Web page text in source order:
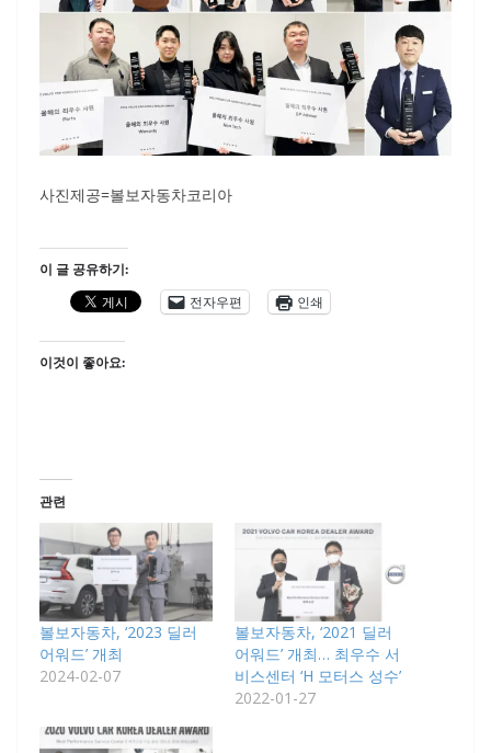
사진제공=볼보자동차코리아
이 글 공유하기:
전자우편
인쇄
이것이 좋아요:
관련
볼보자동차, ‘2023 딜러
어워드’ 개최
2024-02-07
볼보자동차, ‘2021 딜러
어워드’ 개최… 최우수 서
비스센터 ‘H 모터스 성수’
2022-01-27